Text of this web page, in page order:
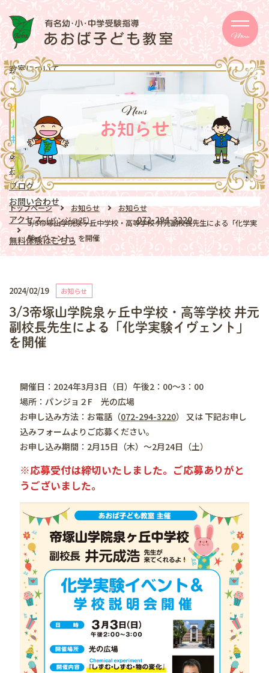
Menu
教室について
メッセージ 取り組み
幼児
school
小学生クラス
school中学生クラス
よくある質問
お知らせ
ブログ
お問い合わせ
アクセス（パンジョ2F）
072-294-3220
無料体験はこちら
News
お知らせ
トップページ お知らせ
お知らせ
3/3帝塚山学院泉ヶ丘中学校・高等学校 井元副校長先生による「化学実
験イヴェント」を開催
2024/02/19 お知らせ
3/3帝塚山学院泉ヶ丘中学校・高等学校 井元
副校長先生による「化学実験イヴェント」
を開催
開催日：2024年3月3日（日）午後2：00～3：00
場所：パンジョ２F 光の広場
お申し込み方法：お電話（072-294-3220） 又は 下記お申し
込みフォームよりご応募ください。
お申し込み期間：2月15日（木）～2月24日（土）
※応募受付は締切いたしました。ご応募ありがと
うございました。